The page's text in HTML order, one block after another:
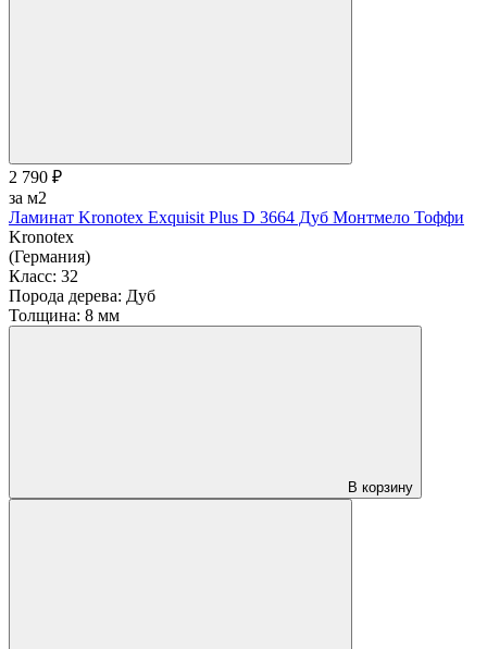
2 790 ₽
за м2
Ламинат Kronotex Exquisit Plus D 3664 Дуб Монтмело Тоффи
Kronotex
(Германия)
Класс: 32
Порода дерева: Дуб
Толщина: 8 мм
В корзину